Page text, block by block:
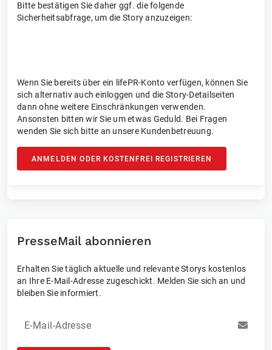
Bitte bestätigen Sie daher ggf. die folgende
Sicherheitsabfrage, um die Story anzuzeigen:
Wenn Sie bereits über ein lifePR-Konto verfügen, können Sie
sich alternativ auch einloggen und die Story-Detailseiten
dann ohne weitere Einschränkungen verwenden.
Ansonsten bitten wir Sie um etwas Geduld. Bei Fragen
wenden Sie sich bitte an unsere Kundenbetreuung.
ANMELDEN ODER KOSTENFREI REGISTRIEREN
PresseMail abonnieren
Erhalten Sie täglich aktuelle und relevante Storys kostenlos
an Ihre E-Mail-Adresse zugeschickt. Melden Sie sich an und
bleiben Sie informiert.
E-Mail-Adresse